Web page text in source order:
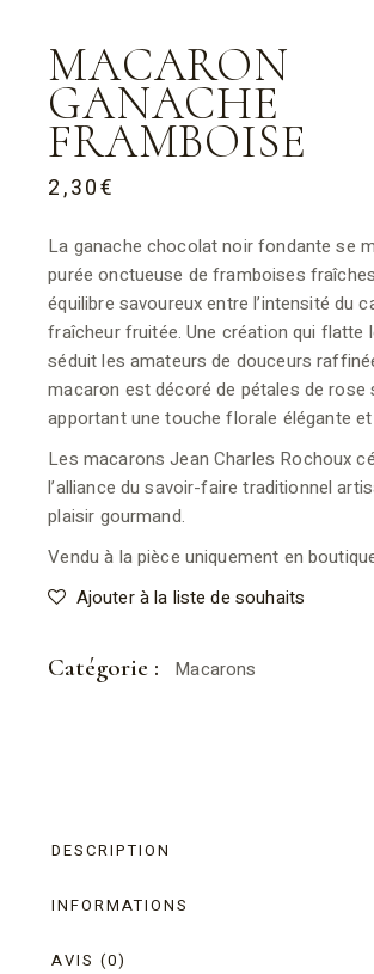
MACARON
GANACHE
FRAMBOISE
2,30€
La ganache chocolat noir fondante se
purée onctueuse de framboises
équilibre savoureux entre l’intensité du
fraîcheur fruitée. Une création qui flatte
séduit les amateurs de douceurs
macaron est décoré de pétales de rose
apportant une touche florale élégante
Les macarons Jean Charles Rochoux
l’alliance du savoir-faire traditionnel
plaisir gourmand.
Vendu à la pièce uniquement en
Ajouter à la liste de souhaits
Catégorie : Macarons
DESCRIPTION
INFORMATIONS
AVIS (0)